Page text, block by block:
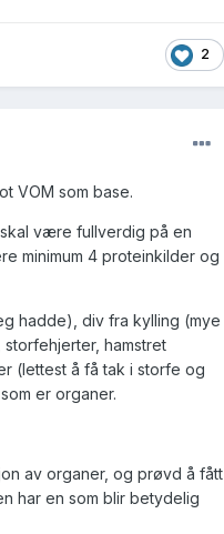
2
VOM som base.
være fullverdig på en
minimum 4 proteinkilder og
hadde), div fra kylling (mye
hamstret
(lettest å få tak i storfe og
er organer.
av organer, og prøvd å fått
har en som blir betydelig